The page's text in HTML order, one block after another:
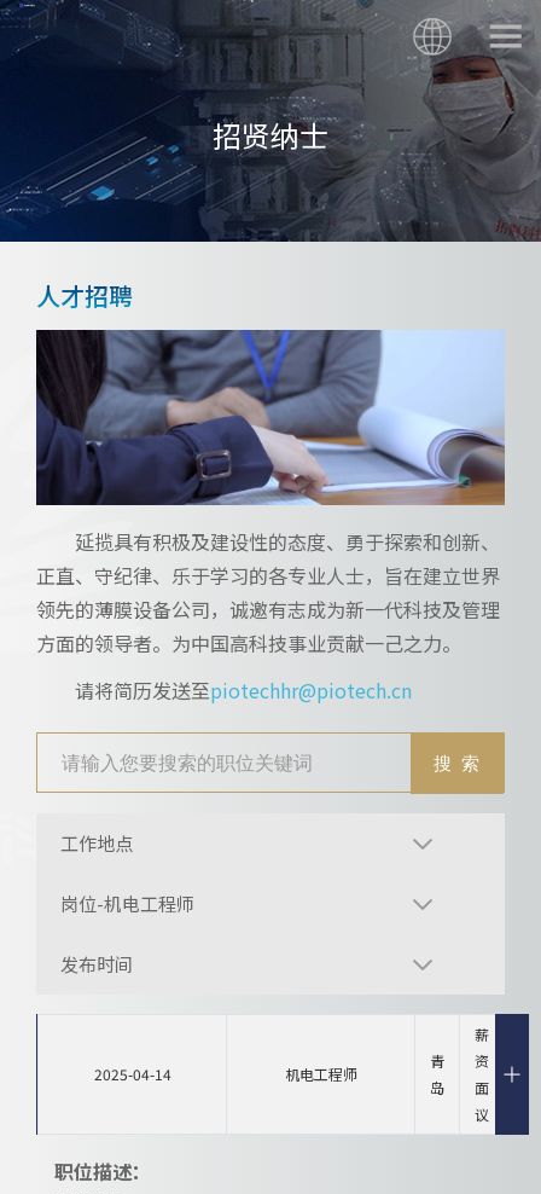
招贤纳士
人才招聘
延揽具有积极及建设性的态度、勇于探索和创新、
正直、守纪律、乐于学习的各专业人士，旨在建立世界
领先的薄膜设备公司，诚邀有志成为新一代科技及管理
方面的领导者。为中国高科技事业贡献一己之力。
请将简历发送至piotechhr@piotech.cn
工作地点
岗位-机电工程师
发布时间
2025-04-14 机电工程师
青
岛
薪
资
面
议
职位描述：